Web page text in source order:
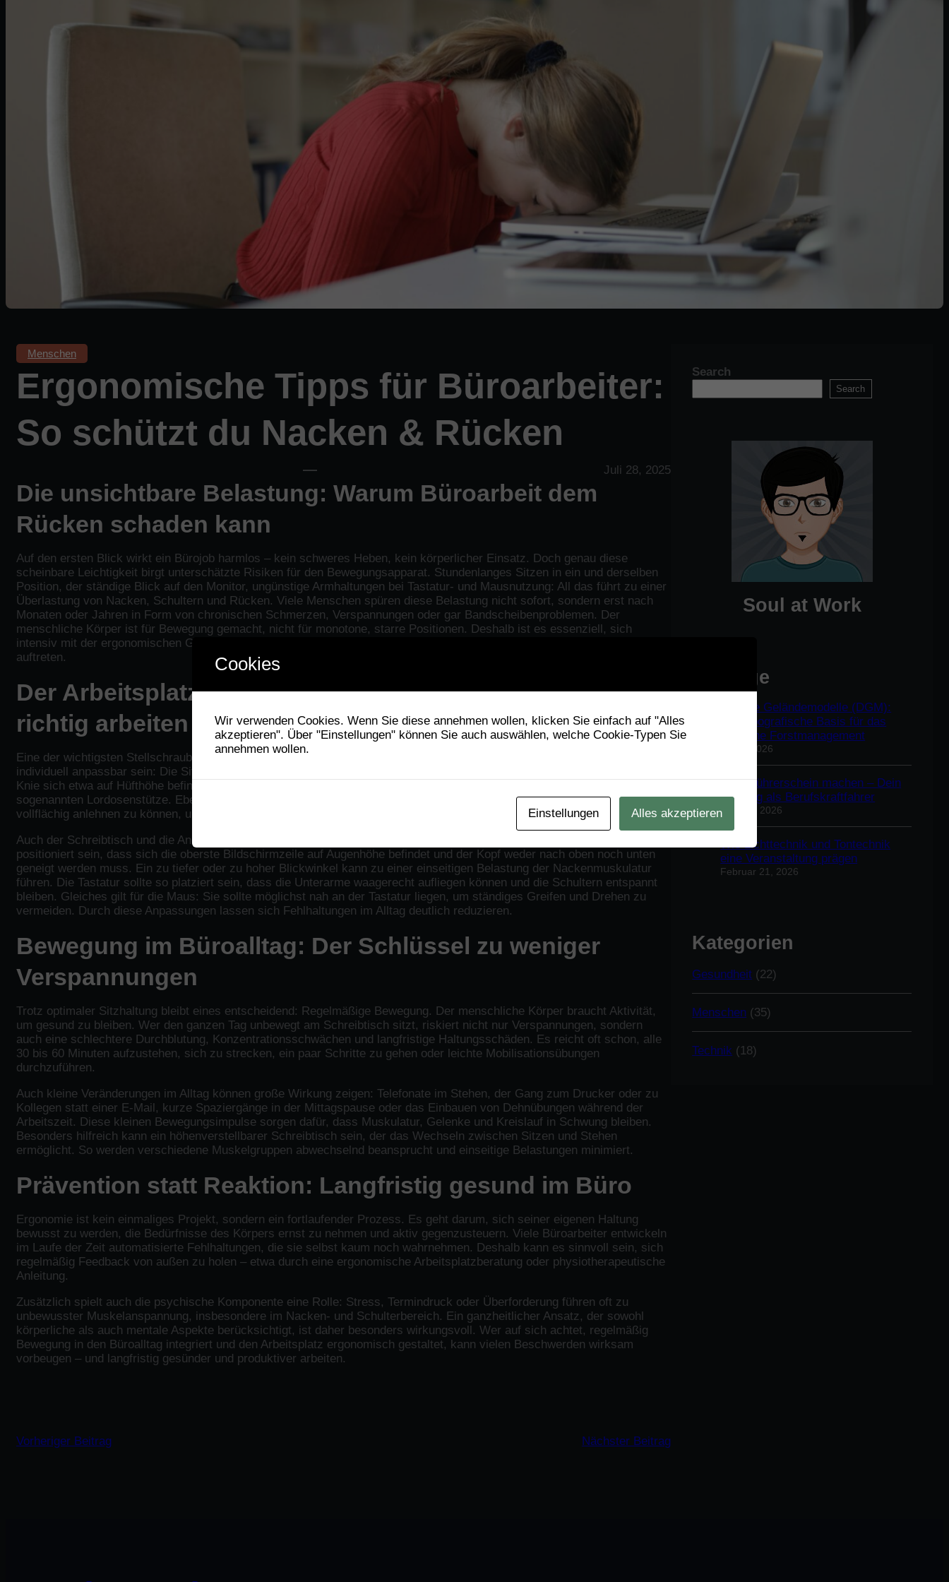
Menschen
Ergonomische Tipps für Büroarbeiter:
So schützt du Nacken & Rücken
Juli 28, 2025
Die unsichtbare Belastung: Warum Büroarbeit dem
Rücken schaden kann
Auf den ersten Blick wirkt ein Bürojob harmlos – kein schweres Heben, kein körperlicher Einsatz. Doch genau diese
scheinbare Leichtigkeit birgt unterschätzte Risiken für den Bewegungsapparat. Stundenlanges Sitzen in ein und derselben
Position, der ständige Blick auf den Monitor, ungünstige Armhaltungen bei Tastatur- und Mausnutzung: All das führt zu einer
Überlastung von Nacken, Schultern und Rücken. Viele Menschen spüren diese Belastung nicht sofort, sondern erst nach
Monaten oder Jahren in Form von chronischen Schmerzen, Verspannungen oder gar Bandscheibenproblemen. Der
menschliche Körper ist für Bewegung gemacht, nicht für monotone, starre Positionen. Deshalb ist es essenziell, sich
intensiv mit der ergonomischen Gestaltung des Arbeitsplatzes auseinanderzusetzen – nicht erst, wenn bereits Beschwerden
auftreten.
Der Arbeitsplatz als Gesundheitsfaktor: Richtig sitzen,
richtig arbeiten
Eine der wichtigsten Stellschrauben zur Vermeidung von Beschwerden ist die korrekte Sitzhaltung. Der Bürostuhl sollte
individuell anpassbar sein: Die Sitzhöhe muss so eingestellt werden, dass die Füße flach auf dem Boden stehen und die
Knie sich etwa auf Hüfthöhe befinden. Die Rückenlehne sollte den unteren Rücken stützen, idealerweise mit einer
sogenannten Lordosenstütze. Ebenso ist es wichtig, nicht zu weit vorne auf der Stuhlkante zu sitzen, sondern sich
vollflächig anlehnen zu können, um die Rückenmuskulatur zu entlasten.
Auch der Schreibtisch und die Anordnung von Monitor, Tastatur und Maus spielen eine zentrale Rolle. Der Monitor sollte so
positioniert sein, dass sich die oberste Bildschirmzeile auf Augenhöhe befindet und der Kopf weder nach oben noch unten
geneigt werden muss. Ein zu tiefer oder zu hoher Blickwinkel kann zu einer einseitigen Belastung der Nackenmuskulatur
führen. Die Tastatur sollte so platziert sein, dass die Unterarme waagerecht aufliegen können und die Schultern entspannt
bleiben. Gleiches gilt für die Maus: Sie sollte möglichst nah an der Tastatur liegen, um ständiges Greifen und Drehen zu
vermeiden. Durch diese Anpassungen lassen sich Fehlhaltungen im Alltag deutlich reduzieren.
Bewegung im Büroalltag: Der Schlüssel zu weniger
Verspannungen
Trotz optimaler Sitzhaltung bleibt eines entscheidend: Regelmäßige Bewegung. Der menschliche Körper braucht Aktivität,
um gesund zu bleiben. Wer den ganzen Tag unbewegt am Schreibtisch sitzt, riskiert nicht nur Verspannungen, sondern
auch eine schlechtere Durchblutung, Konzentrationsschwächen und langfristige Haltungsschäden. Es reicht oft schon, alle
30 bis 60 Minuten aufzustehen, sich zu strecken, ein paar Schritte zu gehen oder leichte Mobilisationsübungen
durchzuführen.
Auch kleine Veränderungen im Alltag können große Wirkung zeigen: Telefonate im Stehen, der Gang zum Drucker oder zu
Kollegen statt einer E-Mail, kurze Spaziergänge in der Mittagspause oder das Einbauen von Dehnübungen während der
Arbeitszeit. Diese kleinen Bewegungsimpulse sorgen dafür, dass Muskulatur, Gelenke und Kreislauf in Schwung bleiben.
Besonders hilfreich kann ein höhenverstellbarer Schreibtisch sein, der das Wechseln zwischen Sitzen und Stehen
ermöglicht. So werden verschiedene Muskelgruppen abwechselnd beansprucht und einseitige Belastungen minimiert.
Prävention statt Reaktion: Langfristig gesund im Büro
Ergonomie ist kein einmaliges Projekt, sondern ein fortlaufender Prozess. Es geht darum, sich seiner eigenen Haltung
bewusst zu werden, die Bedürfnisse des Körpers ernst zu nehmen und aktiv gegenzusteuern. Viele Büroarbeiter entwickeln
im Laufe der Zeit automatisierte Fehlhaltungen, die sie selbst kaum noch wahrnehmen. Deshalb kann es sinnvoll sein, sich
regelmäßig Feedback von außen zu holen – etwa durch eine ergonomische Arbeitsplatzberatung oder physiotherapeutische
Anleitung.
Zusätzlich spielt auch die psychische Komponente eine Rolle: Stress, Termindruck oder Überforderung führen oft zu
unbewusster Muskelanspannung, insbesondere im Nacken- und Schulterbereich. Ein ganzheitlicher Ansatz, der sowohl
körperliche als auch mentale Aspekte berücksichtigt, ist daher besonders wirkungsvoll. Wer auf sich achtet, regelmäßig
Bewegung in den Büroalltag integriert und den Arbeitsplatz ergonomisch gestaltet, kann vielen Beschwerden wirksam
vorbeugen – und langfristig gesünder und produktiver arbeiten.
Vorheriger Beitrag Nächster Beitrag
Search
Search
Soul at Work
Beiträge
Digitale Geländemodelle (DGM):
Die topografische Basis für das
moderne Forstmanagement
Mai 1, 2026
LKW Führerschein machen – Dein
Einstieg als Berufskraftfahrer
April 10, 2026
Wie Lichttechnik und Tontechnik
eine Veranstaltung prägen
Februar 21, 2026
Kategorien
Gesundheit (22)
Menschen (35)
Technik (18)
Cookies
Wir verwenden Cookies. Wenn Sie diese annehmen wollen, klicken Sie einfach auf "Alles
akzeptieren". Über "Einstellungen" können Sie auch auswählen, welche Cookie-Typen Sie
annehmen wollen.
Einstellungen Alles akzeptieren